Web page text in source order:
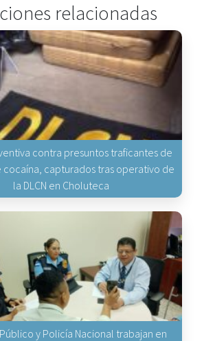
relacionadas
contra presuntos traficantes de
cocaína, capturados tras operativo de
la DLCN en Choluteca
y Policía Nacional trabajan en